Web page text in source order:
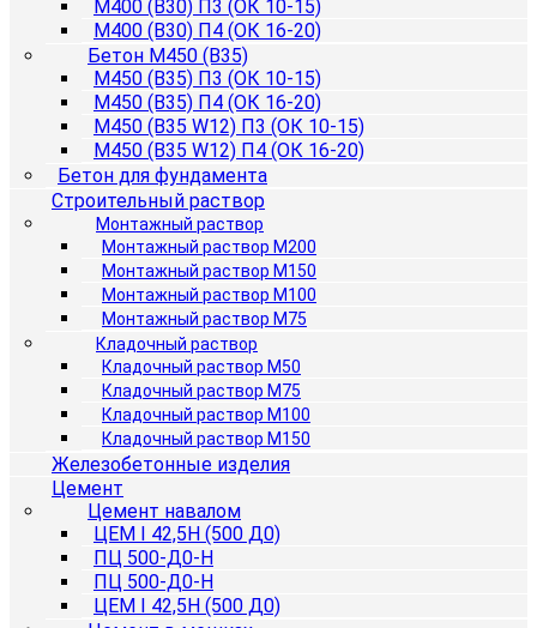
М400 (B30) П3 (ОК 10-15)
М400 (B30) П4 (ОК 16-20)
Бетон М450 (B35)
М450 (B35) П3 (ОК 10-15)
М450 (B35) П4 (ОК 16-20)
М450 (B35 W12) П3 (ОК 10-15)
М450 (B35 W12) П4 (ОК 16-20)
Бетон для фундамента
Строительный раствор
Монтажный раствор
Монтажный раствор М200
Монтажный раствор М150
Монтажный раствор М100
Монтажный раствор М75
Кладочный раствор
Кладочный раствор М50
Кладочный раствор М75
Кладочный раствор М100
Кладочный раствор М150
Железобетонные изделия
Цемент
Цемент навалом
ЦЕМ I 42,5Н (500 Д0)
ПЦ 500-Д0-Н
ПЦ 500-Д0-Н
ЦЕМ I 42,5Н (500 Д0)